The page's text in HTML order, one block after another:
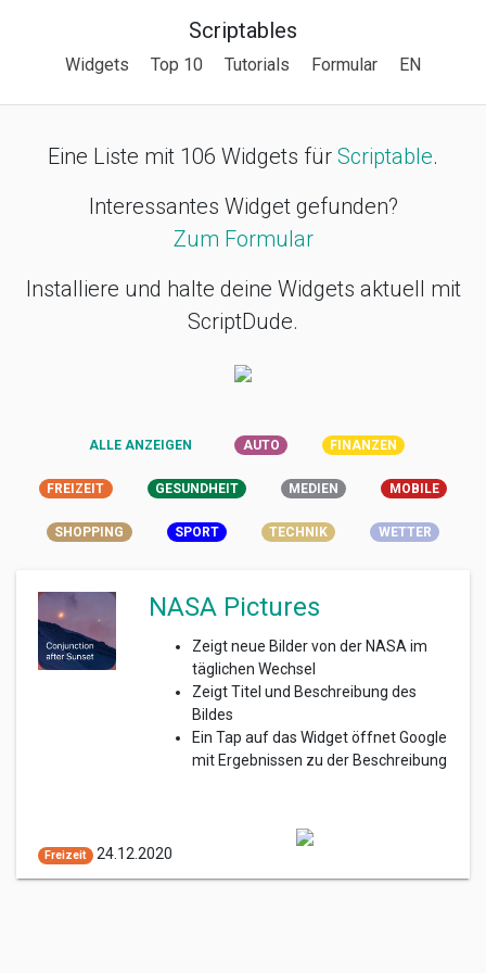
Scriptables
Widgets Top 10 Tutorials Formular EN
Eine Liste mit 106 Widgets für Scriptable.
Interessantes Widget gefunden?
Zum Formular
Installiere und halte deine Widgets aktuell mit
ScriptDude.
ALLE ANZEIGEN AUTO FINANZEN
FREIZEIT GESUNDHEIT MEDIEN MOBILE
SHOPPING SPORT TECHNIK WETTER
NASA Pictures
Zeigt neue Bilder von der NASA im
täglichen Wechsel
Zeigt Titel und Beschreibung des
Bildes
Ein Tap auf das Widget öffnet Google
mit Ergebnissen zu der Beschreibung
Freizeit 24.12.2020